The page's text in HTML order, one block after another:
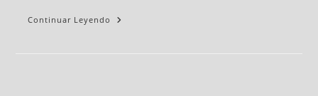
Continuar Leyendo